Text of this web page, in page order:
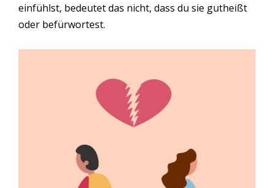
einfühlst, bedeutet das nicht, dass du sie gutheißt
oder befürwortest.